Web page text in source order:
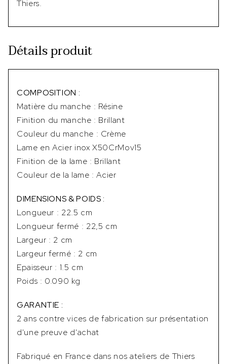
Thiers.
Détails produit
COMPOSITION :
Matière du manche : Résine
Finition du manche : Brillant
Couleur du manche : Crème
Lame en Acier inox X50CrMov15
Finition de la lame : Brillant
Couleur de la lame : Acier
DIMENSIONS & POIDS :
Longueur : 22.5 cm
Longueur fermé : 22,5 cm
Largeur : 2 cm
Largeur fermé : 2 cm
Epaisseur : 1.5 cm
Poids : 0.090 kg
GARANTIE :
2 ans contre vices de fabrication sur présentation
d'une preuve d'achat
Fabriqué en France dans nos ateliers de Thiers